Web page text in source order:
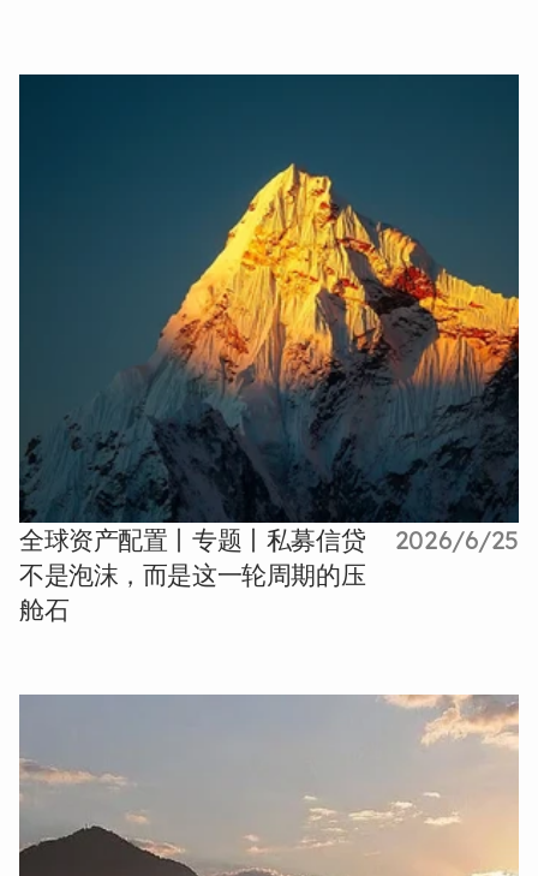
全球资产配置丨专题丨私募信贷
不是泡沫，而是这一轮周期的压
舱石
2026/6/25